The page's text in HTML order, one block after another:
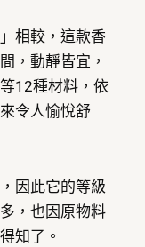
相較，這款香
，動靜皆宜，
12種材料，依
令人愉悅舒
因此它的等級
，也因原物料
知了。